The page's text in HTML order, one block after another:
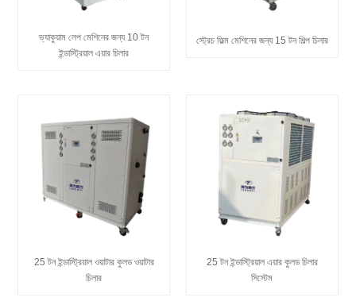
ভ্যাকুয়াম লেপ মেশিনের জন্য 10 টন
ইন্ডাস্ট্রিয়াল এয়ার চিলার
স্ট্রেচ ফিল্ম মেশিনের জন্য 15 টন শিল্প চিলার
25 টন ইন্ডাস্ট্রিয়াল ওয়াটার কুলড ওয়াটার
চিলার
25 টন ইন্ডাস্ট্রিয়াল এয়ার কুলড চিলার
সিস্টেম